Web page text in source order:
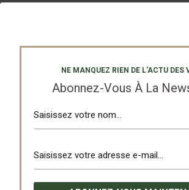
NE MANQUEZ RIEN DE L'ACTU DES
Abonnez-Vous À La